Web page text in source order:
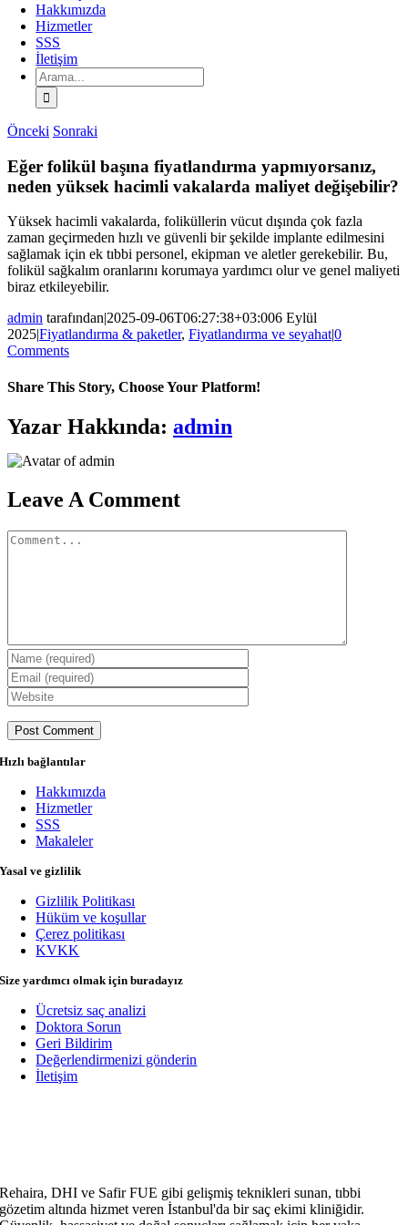
Hakkımızda
Hizmetler
SSS
İletişim
Arama:
Önceki Sonraki
Eğer folikül başına fiyatlandırma yapmıyorsanız,
neden yüksek hacimli vakalarda maliyet değişebilir?
Yüksek hacimli vakalarda, foliküllerin vücut dışında çok fazla
zaman geçirmeden hızlı ve güvenli bir şekilde implante edilmesini
sağlamak için ek tıbbi personel, ekipman ve aletler gerekebilir. Bu,
folikül sağkalım oranlarını korumaya yardımcı olur ve genel maliyeti
biraz etkileyebilir.
admin tarafından|2025-09-06T06:27:38+03:006 Eylül
2025|Fiyatlandırma & paketler, Fiyatlandırma ve seyahat|0
Comments
Share This Story, Choose Your Platform!
Facebook
X
Bluesky
Reddit
LinkedIn
WhatsApp
Telegram
Tumblr
Pinterest
Xing
E-
posta
Yazar Hakkında: admin
Leave A Comment
Comment
Hızlı bağlantılar
Hakkımızda
Hizmetler
SSS
Makaleler
Yasal ve gizlilik
Gizlilik Politikası
Hüküm ve koşullar
Çerez politikası
KVKK
Size yardımcı olmak için buradayız
Ücretsiz saç analizi
Doktora Sorun
Geri Bildirim
Değerlendirmenizi gönderin
İletişim
Rehaira, DHI ve Safir FUE gibi gelişmiş teknikleri sunan, tıbbi
gözetim altında hizmet veren İstanbul'da bir saç ekimi kliniğidir.